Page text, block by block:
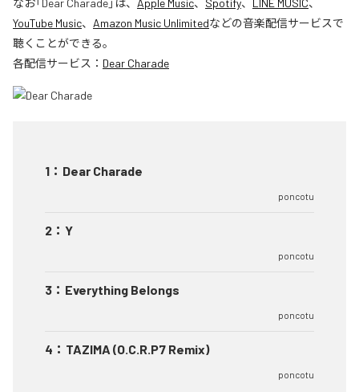
YouTube Music、 Amazon Music Unlimitedなどの音楽配信サービスで
聴くことができる。
各配信サービス： Dear Charade
1 ： Dear Charade
poncotu
2 ： Y
poncotu
3 ： Everything Belongs
poncotu
4 ： TAZIMA (O.C.R.P7 Remix)
poncotu